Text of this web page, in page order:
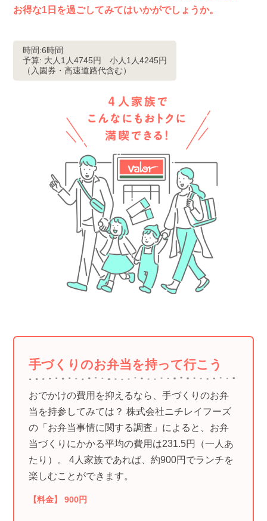
お得な1日を過ごしてみてはいかがでしょうか。
時間:6時間
予算: 大人1人4745円 小人1人4245円
（入園券・高速道路代含む）
手づくりのお弁当を持って行こう
おでかけの費用を抑えるなら、手づくりのお弁
当を持参してみては？ 株式会社ニチレイフーズ
の「お弁当事情に関する調査」によると、お弁
当づくりにかかる平均の費用は231.5円（一人あ
たり）。 4人家族であれば、約900円でランチを
楽しむことができます。
【料金】 900円